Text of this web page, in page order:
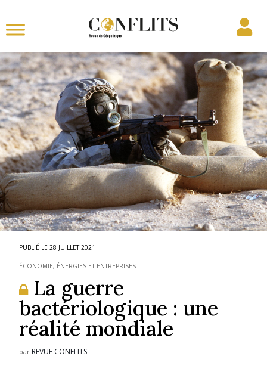
28 JUILLET 2021
ÉCONOMIE, ÉNERGIES ET ENTREPRISES
La guerre
bactériologique : une
réalité mondiale
par REVUE CONFLITS